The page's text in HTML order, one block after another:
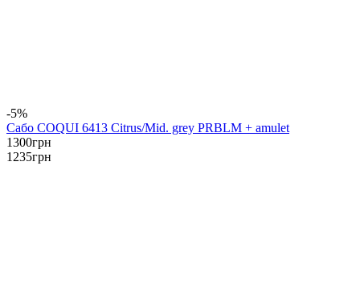
-5%
Сабо COQUI 6413 Citrus/Mid. grey PRBLM + amulet
1300грн
1235грн